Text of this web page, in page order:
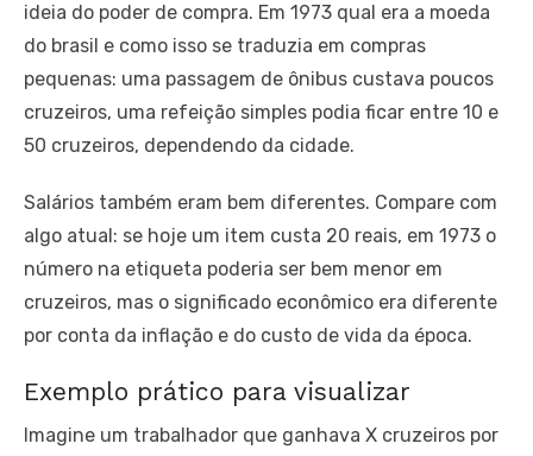
ideia do poder de compra. Em 1973 qual era a moeda
do brasil e como isso se traduzia em compras
pequenas: uma passagem de ônibus custava poucos
cruzeiros, uma refeição simples podia ficar entre 10 e
50 cruzeiros, dependendo da cidade.
Salários também eram bem diferentes. Compare com
algo atual: se hoje um item custa 20 reais, em 1973 o
número na etiqueta poderia ser bem menor em
cruzeiros, mas o significado econômico era diferente
por conta da inflação e do custo de vida da época.
Exemplo prático para visualizar
Imagine um trabalhador que ganhava X cruzeiros por